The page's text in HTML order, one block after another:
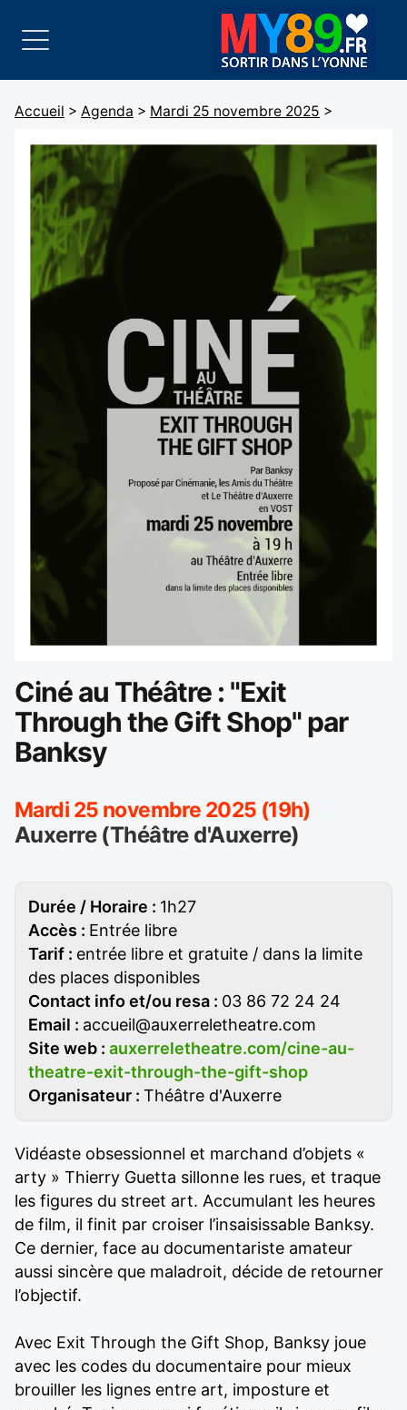
Accueil > Agenda > Mardi 25 novembre 2025 >
Ciné au Théâtre : "Exit
Through the Gift Shop" par
Banksy
Mardi 25 novembre 2025 (19h)
Auxerre (Théâtre d'Auxerre)
Durée / Horaire : 1h27
Accès : Entrée libre
Tarif : entrée libre et gratuite / dans la limite
des places disponibles
Contact info et/ou resa : 03 86 72 24 24
Email : accueil@auxerreletheatre.com
Site web : auxerreletheatre.com/cine-au-
theatre-exit-through-the-gift-shop
Organisateur : Théâtre d'Auxerre
Vidéaste obsessionnel et marchand d’objets «
arty » Thierry Guetta sillonne les rues, et traque
les figures du street art. Accumulant les heures
de film, il finit par croiser l’insaisissable Banksy.
Ce dernier, face au documentariste amateur
aussi sincère que maladroit, décide de retourner
l’objectif.
Avec Exit Through the Gift Shop, Banksy joue
avec les codes du documentaire pour mieux
brouiller les lignes entre art, imposture et